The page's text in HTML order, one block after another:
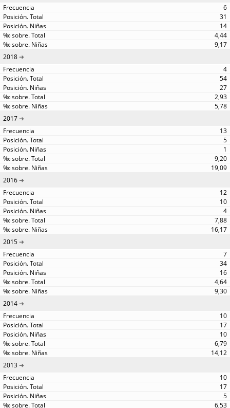
6
31
14
4,44
9,17
2018
4
54
27
2,93
5,78
2017
13
5
1
9,20
19,09
2016
12
10
4
7,88
16,17
2015
7
34
16
4,64
9,30
2014
10
17
10
6,79
14,12
2013
10
17
5
6,53